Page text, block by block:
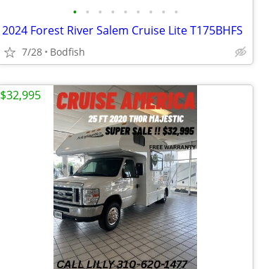
• • • • • • • • •
2024 Forest River Salem Cruise Lite T175BHFS
7/28 Bodfish
$32,995